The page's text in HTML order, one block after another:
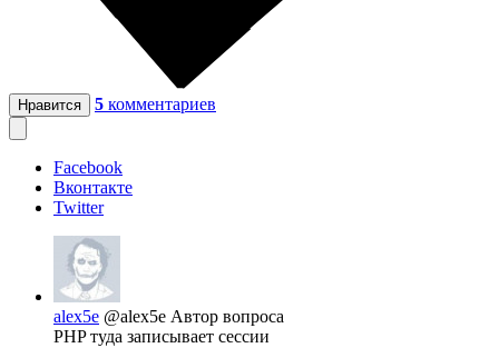
Нравится 5 комментариев
Facebook
Вконтакте
Twitter
alex5e @alex5e Автор вопроса
PHP туда записывает сессии